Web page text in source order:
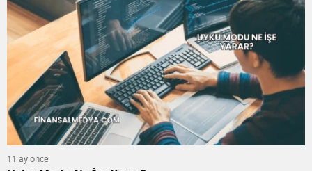
11 ay önce